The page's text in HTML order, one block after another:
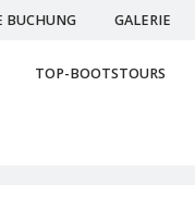
BUCHUNG GALERIE
TOP-BOOTSTOURS